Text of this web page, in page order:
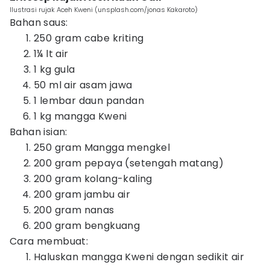
Ilustrasi rujak Aceh Kweni (unsplash.com/jonas Kakaroto)
Bahan saus:
250 gram cabe kriting
1¼ lt air
1 kg gula
50 ml air asam jawa
1 lembar daun pandan
1 kg mangga Kweni
Bahan isian:
250 gram Mangga mengkel
200 gram pepaya (setengah matang)
200 gram kolang-kaling
200 gram jambu air
200 gram nanas
200 gram bengkuang
Cara membuat:
Haluskan mangga Kweni dengan sedikit air